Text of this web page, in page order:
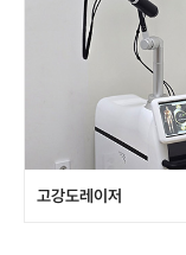
고강도레이저